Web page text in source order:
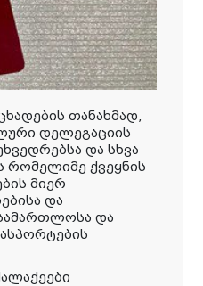
თანახმად,
დელეგაციის
და სხვა
რომელიმე ქვეყნის
მიერ
და
და